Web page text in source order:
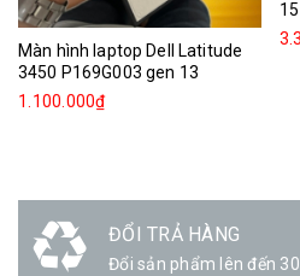
Màn hình laptop Dell Latitude
3450 P169G003 gen 13
1.100.000₫
ĐỔI TRẢ HÀNG
Đổi sản phẩm lên đến